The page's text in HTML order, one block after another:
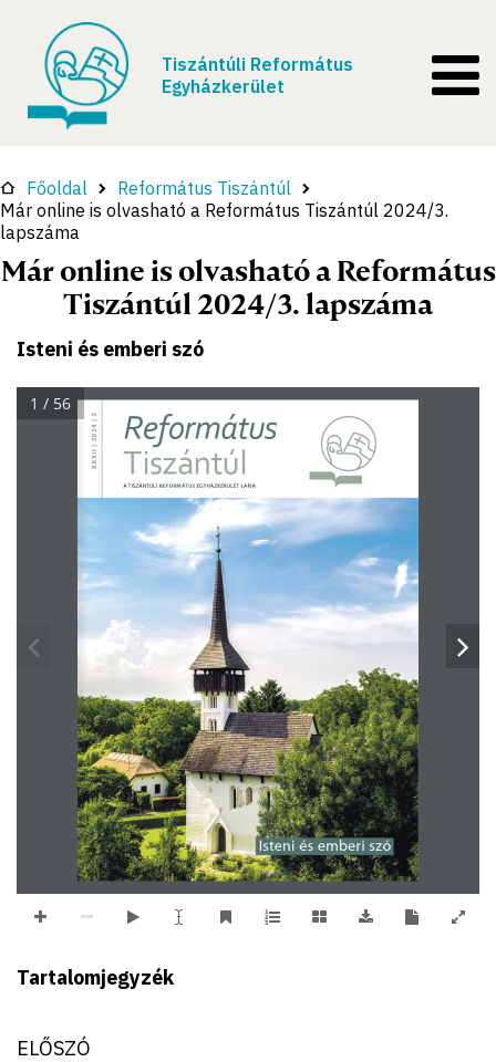
Tiszántúli Református
Egyházkerület
Főoldal
Református Tiszántúl
Már online is olvasható a Református Tiszántúl 2024/3.
lapszáma
Már online is olvasható a Református
Tiszántúl 2024/3. lapszáma
Isteni és emberi szó
A TISZÁNTÚLI REFORMÁTUS EGYHÁZKERÜLET LAPJA
Református
Tiszántúl
XXXII | 2024 | 3
Isteni és emberi szó
1 / 56
Tartalomjegyzék
ELŐSZÓ